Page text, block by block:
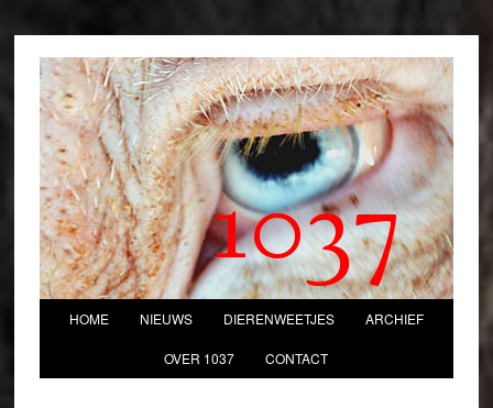
1037
HOME NIEUWS DIERENWEETJES ARCHIEF
OVER 1037 CONTACT